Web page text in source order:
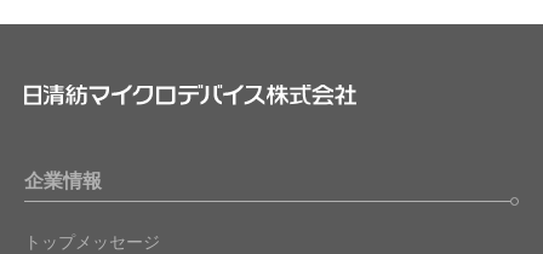
企業情報
トップメッセージ